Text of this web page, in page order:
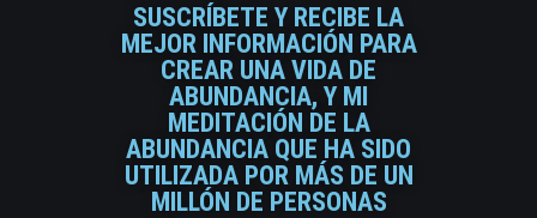
SUSCRÍBETE Y RECIBE LA
MEJOR INFORMACIÓN PARA
CREAR UNA VIDA DE
ABUNDANCIA, Y MI
MEDITACIÓN DE LA
ABUNDANCIA QUE HA SIDO
UTILIZADA POR MÁS DE UN
MILLÓN DE PERSONAS